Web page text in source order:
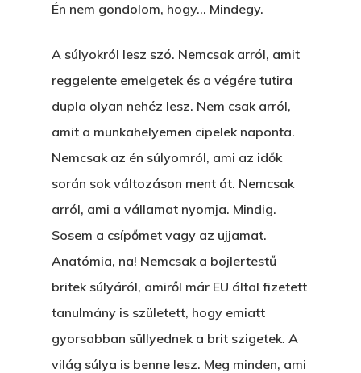
Én nem gondolom, hogy… Mindegy.
A súlyokról lesz szó. Nemcsak arról, amit
reggelente emelgetek és a végére tutira
dupla olyan nehéz lesz. Nem csak arról,
amit a munkahelyemen cipelek naponta.
Nemcsak az én súlyomról, ami az idők
során sok változáson ment át. Nemcsak
arról, ami a vállamat nyomja. Mindig.
Sosem a csípőmet vagy az ujjamat.
Anatómia, na! Nemcsak a bojlertestű
britek súlyáról, amiről már EU által fizetett
tanulmány is született, hogy emiatt
gyorsabban süllyednek a brit szigetek. A
világ súlya is benne lesz. Meg minden, ami